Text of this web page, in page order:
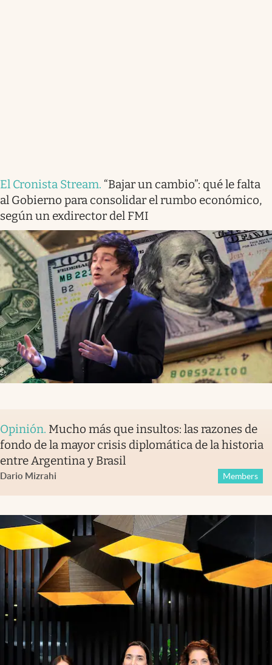
El Cronista Stream. “Bajar un cambio”: qué le falta
al Gobierno para consolidar el rumbo económico,
según un exdirector del FMI
Opinión. Mucho más que insultos: las razones de
fondo de la mayor crisis diplomática de la historia
entre Argentina y Brasil
Dario Mizrahi Members